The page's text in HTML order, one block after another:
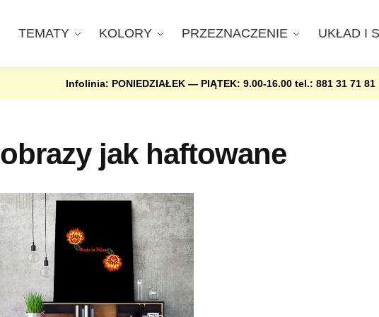
TEMATY KOLORY PRZEZNACZENIE UKŁAD I
Infolinia: PONIEDZIAŁEK — PIĄTEK: 9.00-16.00 tel.: 881 31 71 81
obrazy jak haftowane